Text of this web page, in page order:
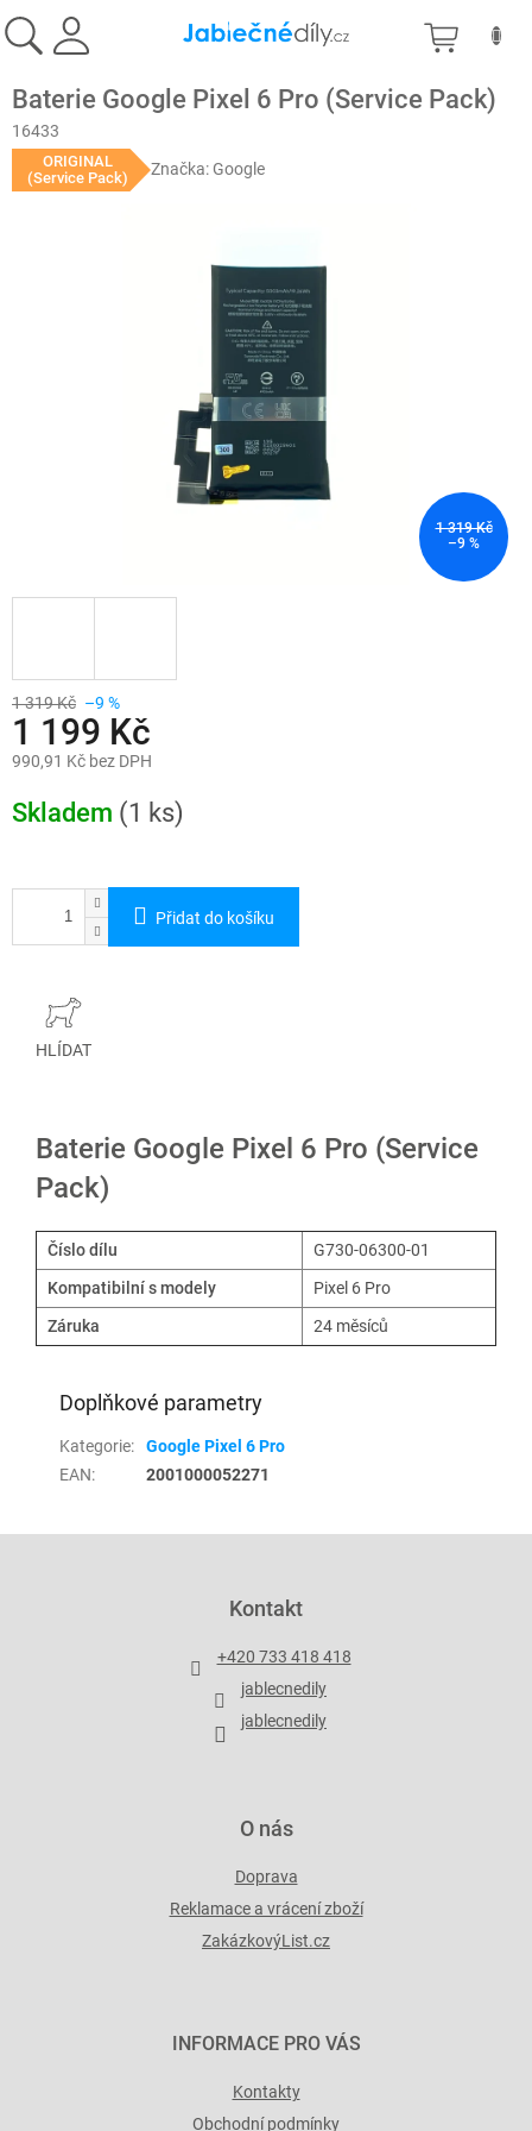
na
obsah
Baterie Google Pixel 6 Pro (Service Pack)
16433
ORIGINAL
(Service Pack)
Značka: Google
1 319 Kč
–9 %
1 319 Kč –9 %
1 199 Kč
990,91 Kč bez DPH
cena:
Skladem (1 ks)
Přidat do košíku
HLÍDAT
Baterie Google Pixel 6 Pro (Service
Pack)
Číslo dílu
G730-06300-01
Kompatibilní s modely
Pixel 6 Pro
Záruka
24 měsíců
Doplňkové parametry
Kategorie:
Google Pixel 6 Pro
EAN: 2001000052271
Kontakt
+420 733 418 418
jablecnedily
jablecnedily
O nás
Doprava
Reklamace a vrácení zboží
ZakázkovýList.cz
INFORMACE PRO VÁS
Kontakty
Obchodní podmínky